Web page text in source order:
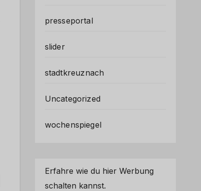
presseportal
slider
stadtkreuznach
Uncategorized
wochenspiegel
Erfahre wie du hier Werbung
schalten kannst.